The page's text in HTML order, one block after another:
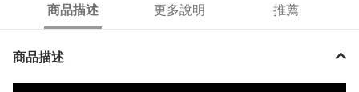
商品描述 更多說明 推薦
商品描述